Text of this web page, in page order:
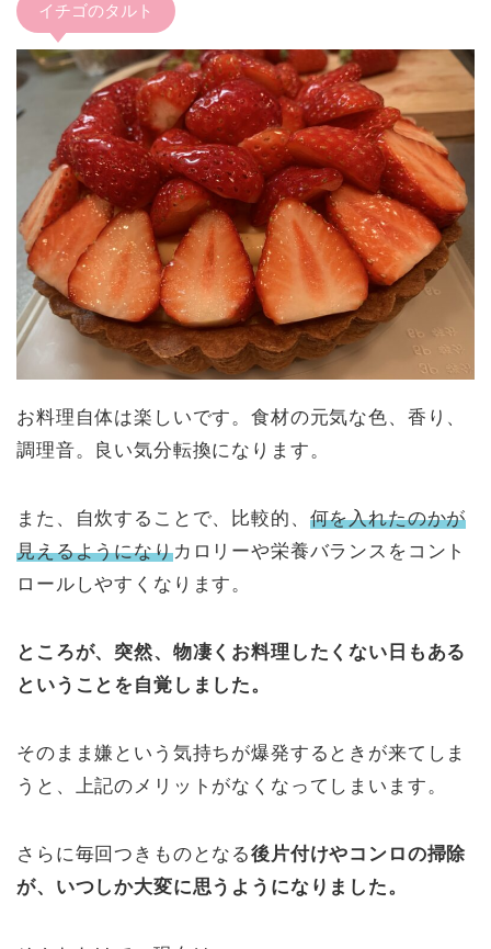
イチゴのタルト
お料理自体は楽しいです。食材の元気な色、香り、
調理音。良い気分転換になります。
また、自炊することで、比較的、 何を入れたのかが
見えるようになりカロリーや栄養バランスをコント
ロールしやすくなります。
ところが、突然、物凄くお料理したくない日もある
ということを自覚しました。
そのまま嫌という気持ちが爆発するときが来てしま
うと、上記のメリットがなくなってしまいます。
さらに毎回つきものとなる後片付けやコンロの掃除
が、いつしか大変に思うようになりました。